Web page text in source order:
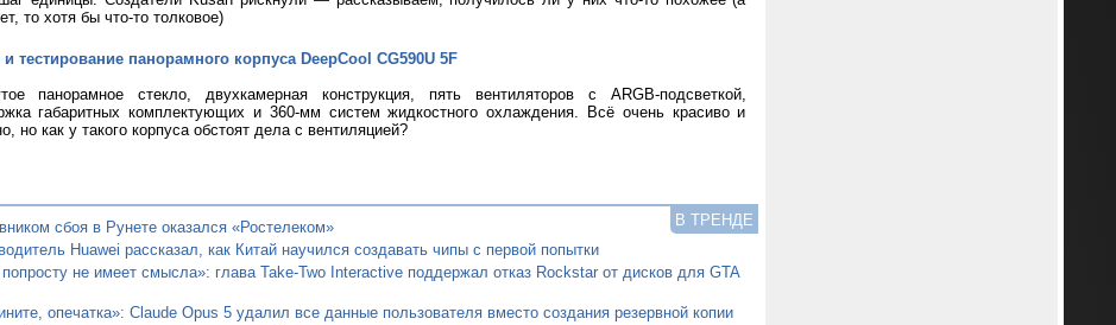
то хотя бы что-то толковое)
тестирование панорамного корпуса DeepCool CG590U 5F
панорамное стекло, двухкамерная конструкция, пять вентиляторов с ARGB-подсветкой,
габаритных комплектующих и 360-мм систем жидкостного охлаждения. Всё очень красиво и
но как у такого корпуса обстоят дела с вентиляцией?
В ТРЕНДЕ
сбоя в Рунете оказался «Ростелеком»
Huawei рассказал, как Китай научился создавать чипы с первой попытки
не имеет смысла»: глава Take-Two Interactive поддержал отказ Rockstar от дисков для GTA
опечатка»: Claude Opus 5 удалил все данные пользователя вместо создания резервной копии